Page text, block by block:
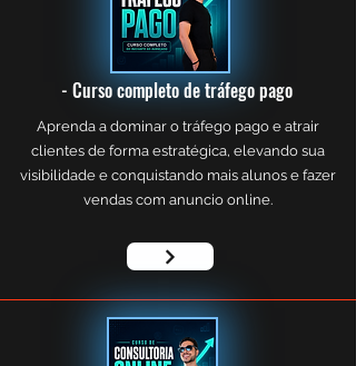
- Curso completo de tráfego pago
Aprenda a dominar o tráfego pago e atrair
clientes de forma estratégica, elevando sua
visibilidade e conquistando mais alunos e fazer
vendas com anuncio online.